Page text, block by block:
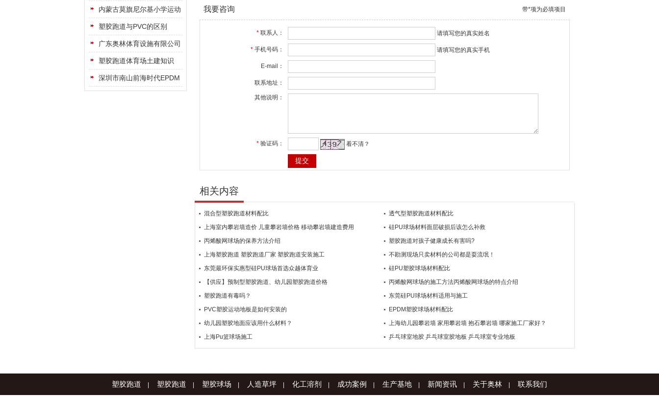
内蒙古莫旗尼尔基小学运动
场
塑胶跑道与PVC的区别
广东奥林体育设施有限公司
塑胶跑道体育场土建知识
深圳市南山前海时代EPDM
带*项为必填项目
我要咨询
* 联系人： 请填写您的真实姓名
* 手机号码： 请填写您的真实手机
E-mail：
联系地址：
其他说明：
* 验证码： 看不清？
相关内容
混合型塑胶跑道材料配比
透气型塑胶跑道材料配比
上海室内攀岩墙造价 儿童攀岩墙价格 移动攀岩墙建造费用
硅PU球场材料面层破损后该怎么补救
丙烯酸网球场的保养方法介绍
塑胶跑道对孩子健康成长有害吗?
上海塑胶跑道 塑胶跑道厂家 塑胶跑道安装施工
不勘测现场只卖材料的公司都是耍流氓！
东莞最环保实惠型硅PU球场首选众越体育业
硅PU塑胶球场材料配比
【供应】预制型塑胶跑道、幼儿园塑胶跑道价格
丙烯酸网球场的施工方法丙烯酸网球场的特点介绍
塑胶跑道有毒吗？
东莞硅PU球场材料适用与施工
PVC塑胶运动地板是如何安装的
EPDM塑胶球场材料配比
幼儿园塑胶地面应该用什么材料？
上海幼儿园攀岩墙 家用攀岩墙 抱石攀岩墙 哪家施工厂家好？
上海Pu篮球场施工
乒乓球室地胶 乒乓球室胶地板 乒乓球室专业地板
塑胶跑道 塑胶跑道 塑胶球场 人造草坪 化工溶剂 成功案例 生产基地 新闻资讯 关于奥林 联系我们